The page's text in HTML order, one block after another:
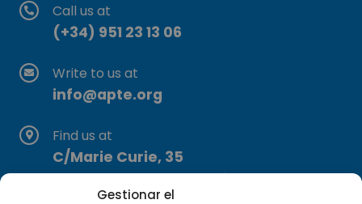
Gestionar el
Call us at
(+34) 951 23 13 06
Write to us at
info@apte.org
Find us at
C/Marie Curie, 35
29590 Campanillas, Málaga